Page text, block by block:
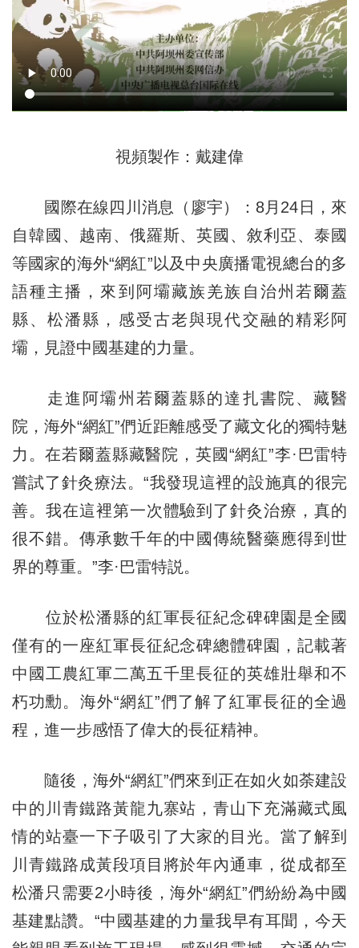
視頻製作：戴建偉
國際在線四川消息（廖宇）：8月24日，來
自韓國、越南、俄羅斯、英國、敘利亞、泰國
等國家的海外“網紅”以及中央廣播電視總台的多
語種主播，來到阿壩藏族羌族自治州若爾蓋
縣、松潘縣，感受古老與現代交融的精彩阿
壩，見證中國基建的力量。
走進阿壩州若爾蓋縣的達扎書院、藏醫
院，海外“網紅”們近距離感受了藏文化的獨特魅
力。在若爾蓋縣藏醫院，英國“網紅”李·巴雷特
嘗試了針灸療法。“我發現這裡的設施真的很完
善。我在這裡第一次體驗到了針灸治療，真的
很不錯。傳承數千年的中國傳統醫藥應得到世
界的尊重。”李·巴雷特説。
位於松潘縣的紅軍長征紀念碑碑園是全國
僅有的一座紅軍長征紀念碑總體碑園，記載著
中國工農紅軍二萬五千里長征的英雄壯舉和不
朽功勳。海外“網紅”們了解了紅軍長征的全過
程，進一步感悟了偉大的長征精神。
隨後，海外“網紅”們來到正在如火如荼建設
中的川青鐵路黃龍九寨站，青山下充滿藏式風
情的站臺一下子吸引了大家的目光。當了解到
川青鐵路成黃段項目將於年內通車，從成都至
松潘只需要2小時後，海外“網紅”們紛紛為中國
基建點讚。“中國基建的力量我早有耳聞，今天